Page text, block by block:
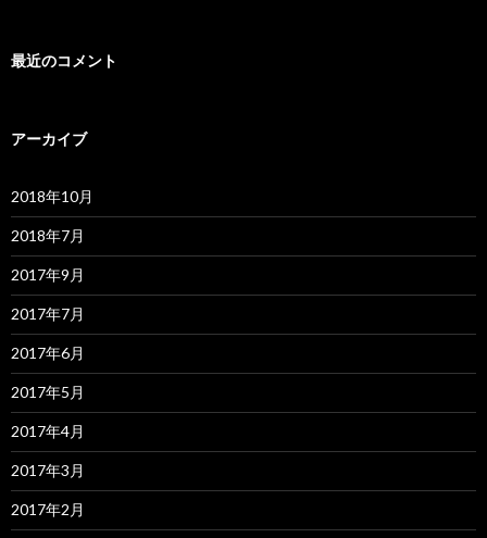
最近のコメント
アーカイブ
2018年10月
2018年7月
2017年9月
2017年7月
2017年6月
2017年5月
2017年4月
2017年3月
2017年2月